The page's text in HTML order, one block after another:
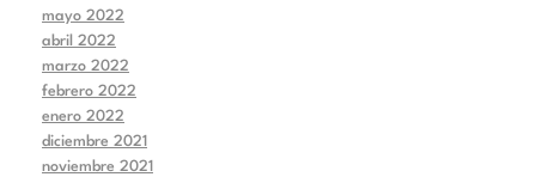
mayo 2022
abril 2022
marzo 2022
febrero 2022
enero 2022
diciembre 2021
noviembre 2021